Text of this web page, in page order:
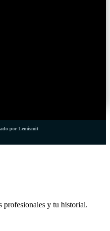
por Lemismit
profesionales y tu historial.